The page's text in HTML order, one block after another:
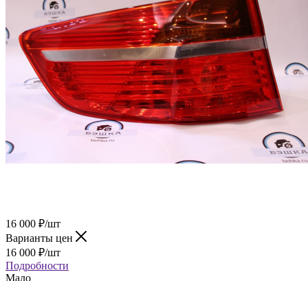
16 000 ₽/шт
Варианты цен
16 000 ₽/шт
Подробности
Мало